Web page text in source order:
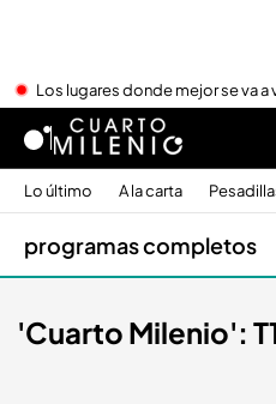
Los lugares donde mejor se va a
Lo último A la carta
programas completos
'Cuarto Milenio':